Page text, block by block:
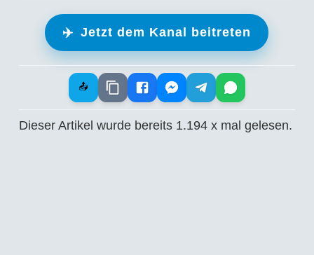
✈️ Jetzt dem Kanal beitreten
📤
Dieser Artikel wurde bereits 1.194 x mal gelesen.